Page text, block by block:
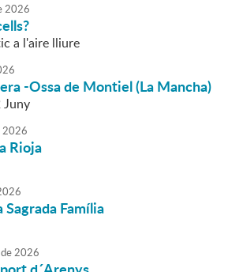
2026
a l'aire lliure
-Ossa de Montiel (La Mancha)
Juny
2026
Rioja
Família
de2026